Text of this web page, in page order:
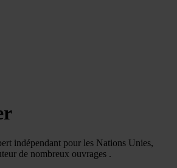
indépendant pour les Nations Unies,
de nombreux ouvrages .